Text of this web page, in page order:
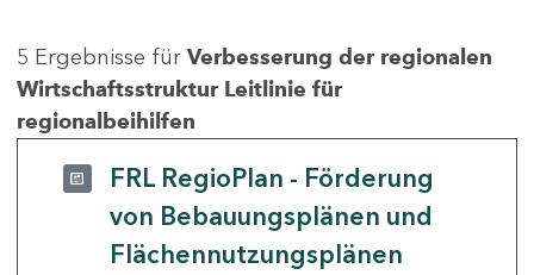
5 Ergebnisse für Verbesserung der regionalen
Wirtschaftsstruktur Leitlinie für
regionalbeihilfen
FRL RegioPlan - Förderung
von Bebauungsplänen und
Flächennutzungsplänen